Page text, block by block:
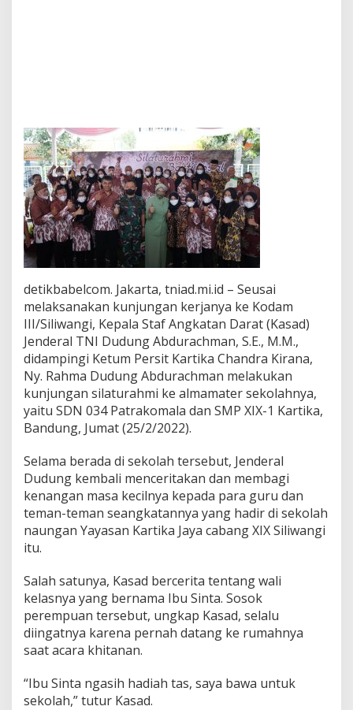
i
A
l
m
a
m
e
n
y
a
d
i
B
a
n
d
u
n
detikbabelcom. Jakarta, tniad.mi.id – Seusai
melaksanakan kunjungan kerjanya ke Kodam
III/Siliwangi, Kepala Staf Angkatan Darat (Kasad)
Jenderal TNI Dudung Abdurachman, S.E., M.M.,
didampingi Ketum Persit Kartika Chandra Kirana,
Ny. Rahma Dudung Abdurachman melakukan
kunjungan silaturahmi ke almamater sekolahnya,
yaitu SDN 034 Patrakomala dan SMP XIX-1 Kartika,
Bandung, Jumat (25/2/2022).
Selama berada di sekolah tersebut, Jenderal
Dudung kembali menceritakan dan membagi
kenangan masa kecilnya kepada para guru dan
teman-teman seangkatannya yang hadir di sekolah
naungan Yayasan Kartika Jaya cabang XIX Siliwangi
itu.
Salah satunya, Kasad bercerita tentang wali
kelasnya yang bernama Ibu Sinta. Sosok
perempuan tersebut, ungkap Kasad, selalu
diingatnya karena pernah datang ke rumahnya
saat acara khitanan.
“Ibu Sinta ngasih hadiah tas, saya bawa untuk
sekolah,” tutur Kasad.